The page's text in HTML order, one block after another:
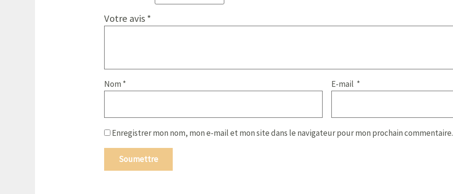
Votre avis*
Nom * E-mail *
Enregistrer mon nom, mon e-mail et mon site dans le navigateur pour mon prochain commentaire.